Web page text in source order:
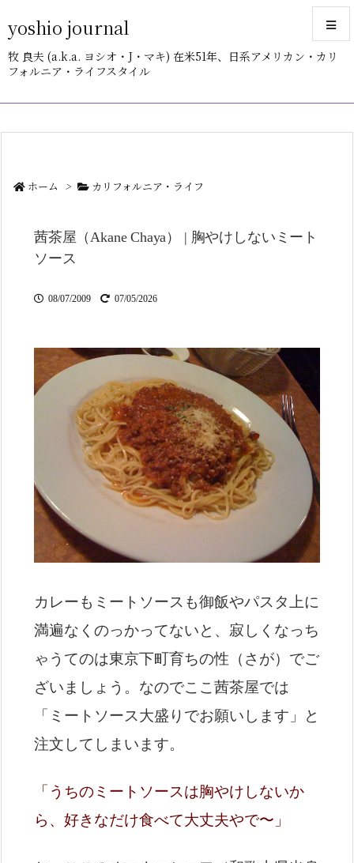
yoshio journal
牧 良夫 (a.k.a. ヨシオ・J・マキ) 在米51年、日系アメリカン・カリ
フォルニア・ライフスタイル
ホーム > カリフォルニア・ライフ
茜茶屋（Akane Chaya） | 胸やけしないミート
ソース
08/07/2009 07/05/2026
カレーもミートソースも御飯やパスタ上に
満遍なくのっかってないと、寂しくなっち
ゃうてのは東京下町育ちの性（さが）でご
ざいましょう。なのでここ茜茶屋では
「ミートソース大盛りでお願いします」と
注文してしまいます。
「うちのミートソースは胸やけしないか
ら、好きなだけ食べて大丈夫やで〜」